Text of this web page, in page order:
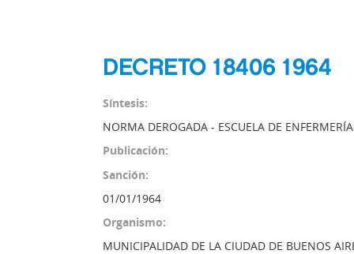
DECRETO 18406 1964
Síntesis:
NORMA DEROGADA - ESCUELA DE
Publicación:
Sanción:
01/01/1964
Organismo:
MUNICIPALIDAD DE LA CIUDAD DE BUENOS